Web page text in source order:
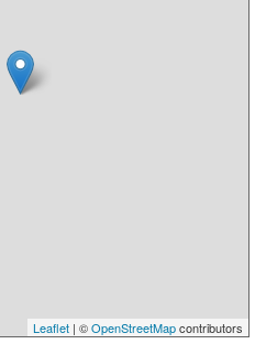
Leaflet | ©OpenStreetMapcontributors